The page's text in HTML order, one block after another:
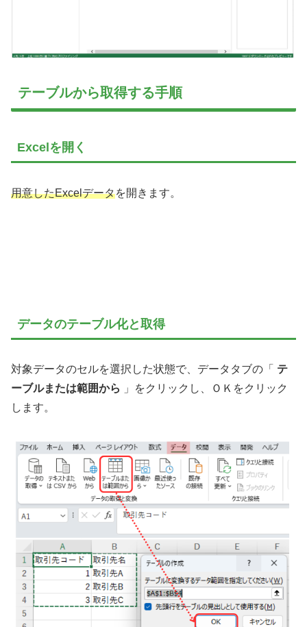
テーブルから取得する手順
Excelを開く
用意したExcelデータを開きます。
データのテーブル化と取得
対象データのセルを選択した状態で、データタブの「 テ
ーブルまたは範囲から
」をクリックし、ＯＫをクリック
します。